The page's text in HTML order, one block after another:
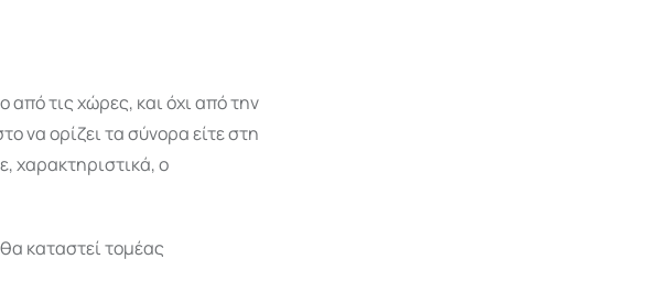
τις χώρες, και όχι από την
να ορίζει τα σύνορα είτε στη
χαρακτηριστικά, ο
καταστεί τομέας